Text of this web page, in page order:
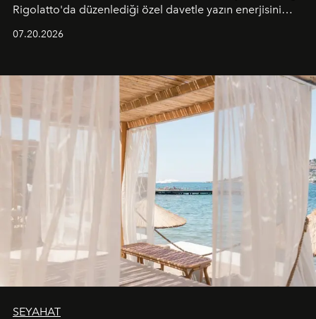
Rigolatto'da düzenlediği özel davetle yazın enerjisini
07.20.2026
SEYAHAT